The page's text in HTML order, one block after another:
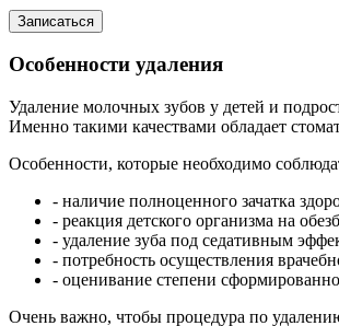
Записаться
Особенности удаления
Удаление молочных зубов у детей и
Именно такими качествами обладает
Особенности, которые необходимо
- наличие полноценного зачатка
- реакция детского организма на
- удаление зуба под седативным
- потребность осуществления
- оценивание степени
Очень важно, чтобы процедура по